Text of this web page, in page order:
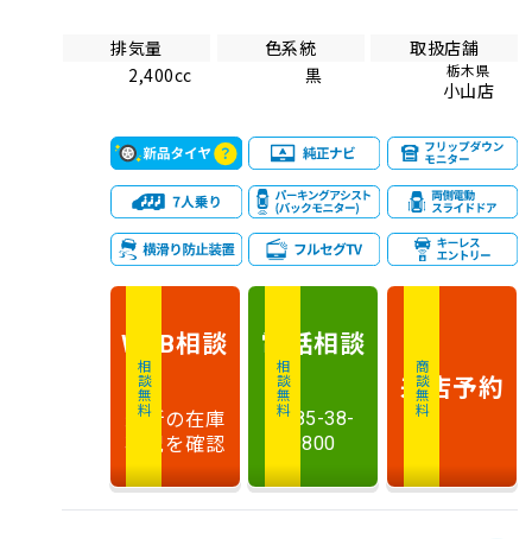
排気量
2,400cc
色系統
黒
取扱店舗
栃木県
小山店
相談無料
WEB相談
最新の在庫
状況を確認
相談無料
電話相談
0285-38-
9800
商談無料
来店予約